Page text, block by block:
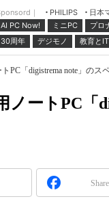
｜ PHILIPS 日本
AI PC Now!
ミニPC プロ
30周年
デジモノ 教育とIT
PC「digistrema note」のス
ノートPC「
Share